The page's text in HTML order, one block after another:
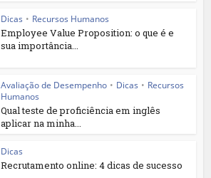
Dicas • Recursos Humanos
Employee Value Proposition: o que é e
sua importância...
Avaliação de Desempenho • Dicas • Recursos
Humanos
Qual teste de proficiência em inglês
aplicar na minha...
Dicas
Recrutamento online: 4 dicas de sucesso